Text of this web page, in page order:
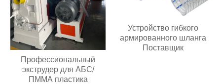
Профессиональный
экструдер для АБС/
ПММА пластика
Устройство гибкого
армированного шланга
Поставщик